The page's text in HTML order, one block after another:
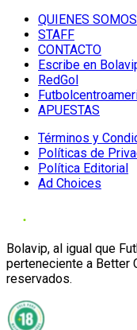
QUIENES SOMOS
STAFF
CONTACTO
Escribe en
RedGol
APUESTAS
Términos y
Políticas de
Política Editorial
Ad Choices
Bolavip, al igual que
perteneciente a Better
reservados.